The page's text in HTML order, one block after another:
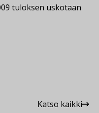
tuloksen uskotaan
Katso kaikki